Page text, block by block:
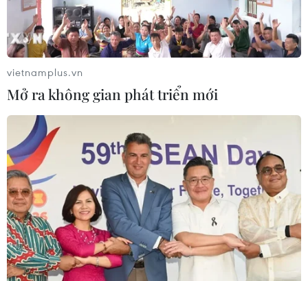
TIN LIÊN QUAN
vietnamplus.vn
Mở ra không gian phát triển mới